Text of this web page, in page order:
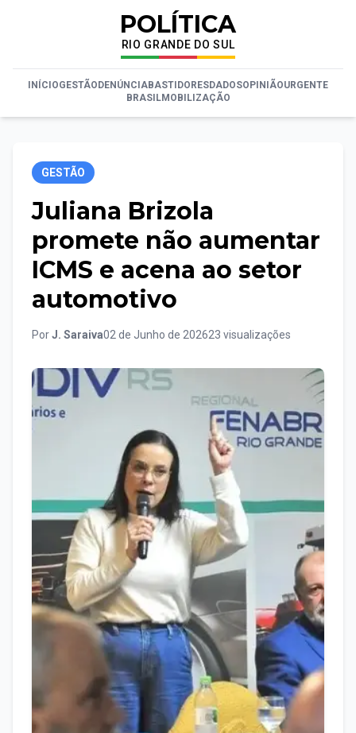
POLÍTICA
RIO GRANDE DO SUL
INÍCIOGESTÃO DENÚNCIABASTIDORESDADOSOPINIÃOURGENTE
BRASILMOBILIZAÇÃO
GESTÃO
Juliana Brizola
promete não aumentar
ICMS e acena ao setor
automotivo
PorJ. Saraiva02 de Junho de 202623 visualizações